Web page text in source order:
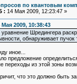
по квантовым
: 14 Мая 2009, 12:23:47 »
Мая 2009, 10:38:43
Шредингера
обнаруживает
иное...
предложение
переходы из этой зоны
что это должно быть